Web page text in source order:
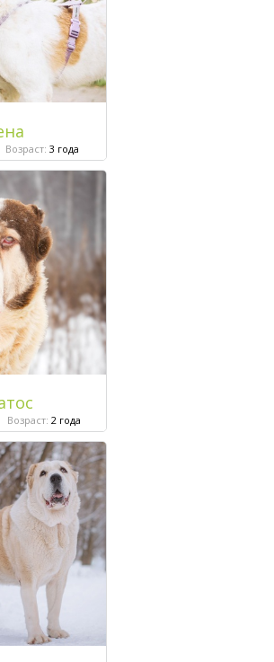
Возраст: 3 года
Возраст: 2 года